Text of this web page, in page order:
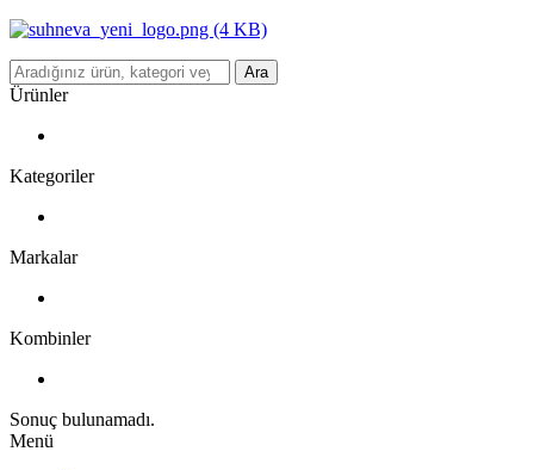
Ara
Ürünler
Kategoriler
Markalar
Kombinler
Sonuç bulunamadı.
Menü